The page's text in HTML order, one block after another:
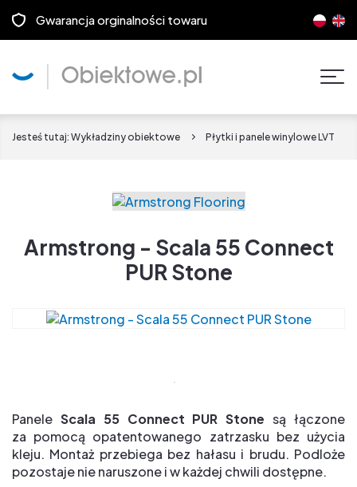
Gwarancja orginalności towaru
Jesteś tutaj: Wykładziny obiektowe Płytki i panele winylowe LVT
Armstrong - Scala 55 Connect
PUR Stone
Panele Scala 55 Connect PUR Stone są łączone
za pomocą opatentowanego zatrzasku bez użycia
kleju. Montaż przebiega bez hałasu i brudu. Podloże
pozostaje nie naruszone i w każdej chwili dostępne.